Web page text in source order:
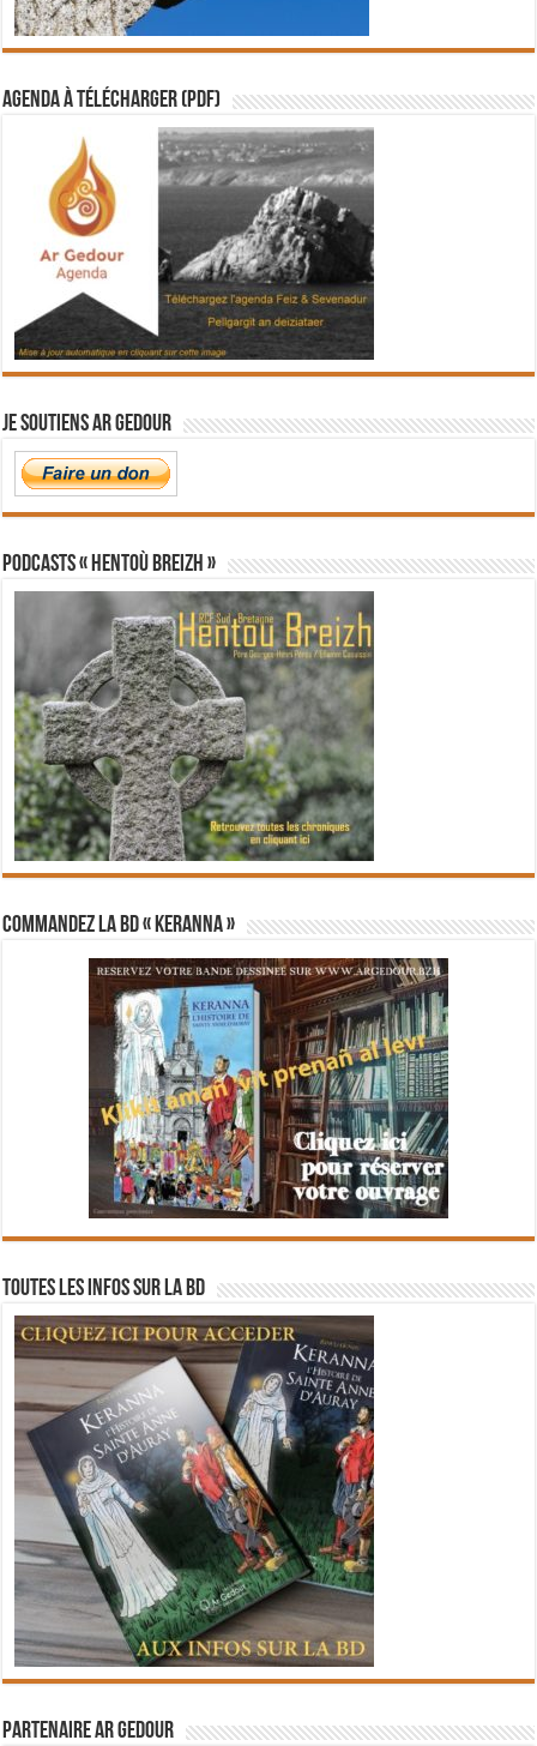
Agenda à télécharger (PDF)
Je soutiens Ar Gedour
PODCASTS « Hentoù Breizh »
Commandez la BD « Keranna »
Toutes les infos sur la BD
Partenaire Ar Gedour